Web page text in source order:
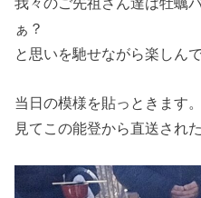
ぁ？
と思いを馳せながら楽しん
当日の模様を貼っときます。
見てこの能登から直送され